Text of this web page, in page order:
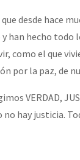
desde hace
han hecho todo
como el que
por la paz, de
VERDAD,
hay justicia.